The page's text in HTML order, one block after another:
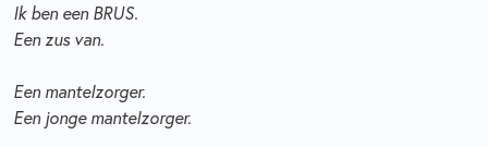
Ik ben een BRUS.
Een zus van.
Een mantelzorger.
Een jonge mantelzorger.